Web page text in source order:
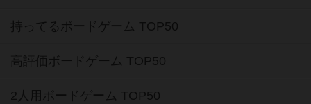
持ってるボードゲーム TOP50
高評価ボードゲーム TOP50
2人用ボードゲーム TOP50